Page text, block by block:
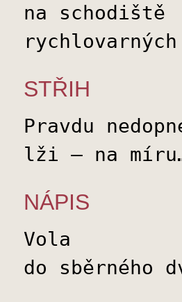
na schodiště
STŘIH
Pravdu
lži – na
NÁPIS
Vola
do sběrného